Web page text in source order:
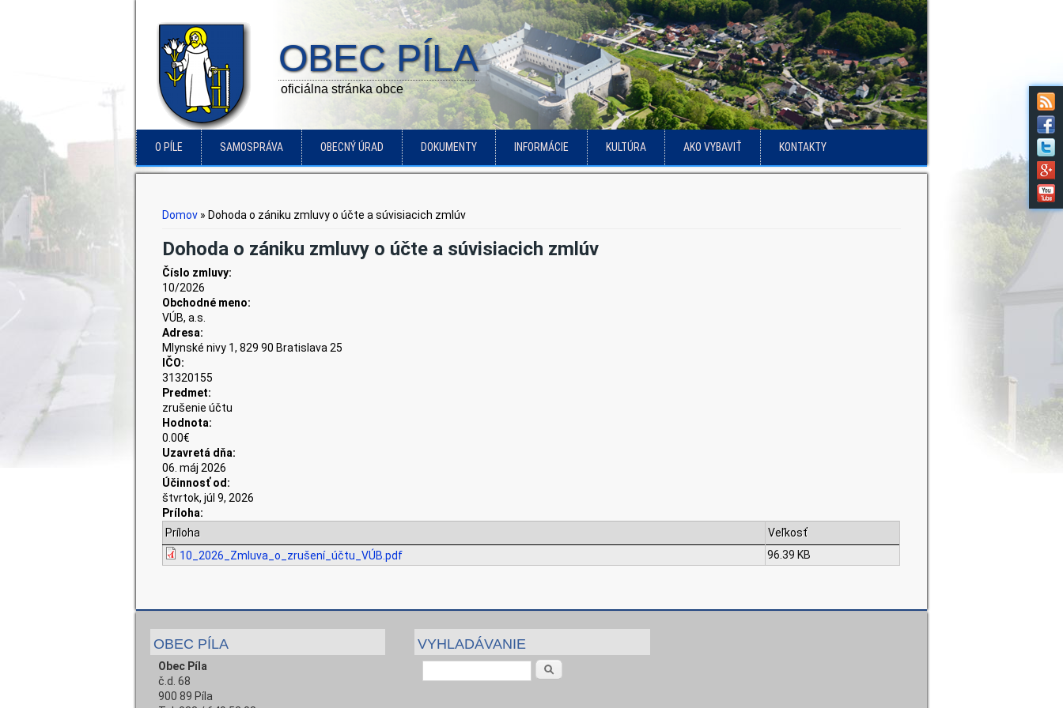
OBEC PÍLA
oficiálna stránka obce
O PÍLE SAMOSPRÁVA OBECNÝ ÚRAD DOKUMENTY INFORMÁCIE KULTÚRA AKO VYBAVIŤ KONTAKTY
Nachádzate sa tu
Domov » Dohoda o zániku zmluvy o účte a súvisiacich zmlúv
Dohoda o zániku zmluvy o účte a súvisiacich zmlúv
Číslo zmluvy:
10/2026
Obchodné meno:
VÚB, a.s.
Adresa:
Mlynské nivy 1, 829 90 Bratislava 25
IČO:
31320155
Predmet:
zrušenie účtu
Hodnota:
0.00€
Uzavretá dňa:
06. máj 2026
Účinnosť od:
štvrtok, júl 9, 2026
Príloha:
Príloha
Veľkosť
10_2026_Zmluva_o_zrušení_účtu_VÚB.pdf
96.39 KB
OBEC PÍLA
Obec Píla
č.d. 68
900 89 Píla
VYHLADÁVANIE